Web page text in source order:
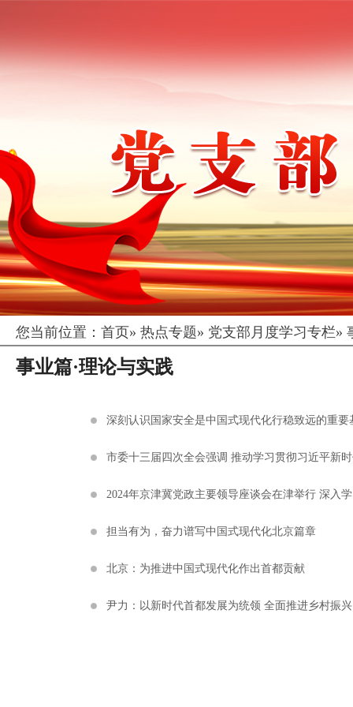
您当前位置： 首页» 热点专题» 党支部月度学习专栏»
事业篇·理论与实践
深刻认识国家安全是中国式现代化行稳致远的重要
市委十三届四次全会强调 推动学习贯彻习近平新
2024年京津冀党政主要领导座谈会在津举行 深入
担当有为，奋力谱写中国式现代化北京篇章
北京：为推进中国式现代化作出首都贡献
尹力：以新时代首都发展为统领 全面推进乡村振